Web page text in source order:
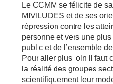
Le CCMM se félicite de
MIVILUDES et de ses
répression contre les
personne et vers une
public et de l’ensemble
Pour aller plus loin il faut
la réalité des groupes
scientifiquement leur